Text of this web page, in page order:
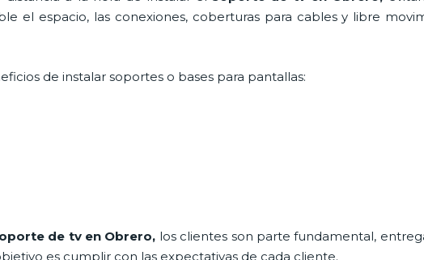
el espacio, las conexiones, coberturas para cables y libre
de instalar soportes o bases para pantallas:
de tv en Obrero, los clientes son parte fundamental,
es cumplir con las expectativas de cada cliente.